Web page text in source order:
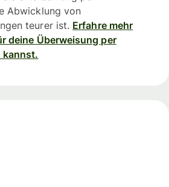
Abwicklung von
teurer ist. Erfahre mehr
deine Überweisung per
kannst.